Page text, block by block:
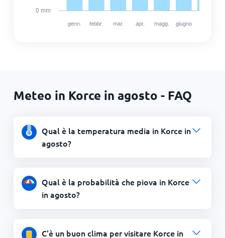
Meteo in Korce in agosto - FAQ
Qual è la temperatura media in Korce in
agosto?
Qual è la probabilità che piova in Korce
in agosto?
C'è un buon clima per visitare Korce in